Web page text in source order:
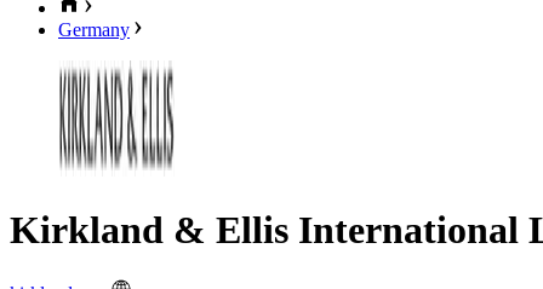
Germany
Kirkland & Ellis International